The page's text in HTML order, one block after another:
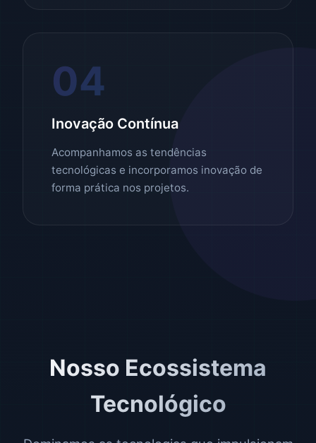
04
Inovação Contínua
Acompanhamos as tendências
tecnológicas e incorporamos inovação de
forma prática nos projetos.
Nosso Ecossistema
Tecnológico